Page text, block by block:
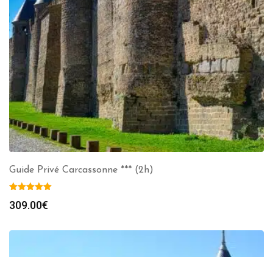
Guide Privé Carcassonne *** (2h)
309.00€